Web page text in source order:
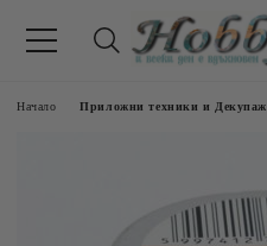
Начало Приложни техники и Декупаж